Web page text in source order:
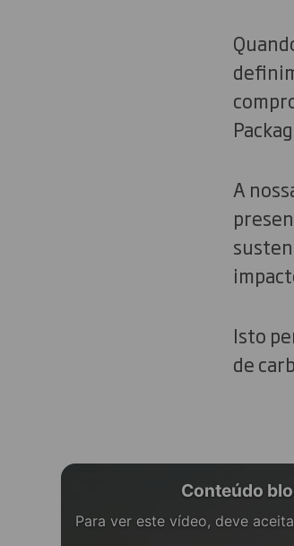
A
Isto
de
Conteúdo
Para ver este vídeo, deve